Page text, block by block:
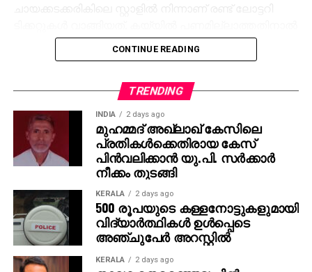
മുകേഷിനോട് 1000 രൂപ കടം വാങ്ങുകയായിരുന്നു.
ഒക്ടോബര്‍ 31ന് രാത്രി 10 മണിക്ക് മുകേഷിന്റെ ഫോണ്‍
അടിച്ചതറിയുന്നത്. രണ്ടാമത്തെ ടിക്കറ്റിനും 1000 രൂപ
സമ്മാനമായി ലഭിച്ചു. ലോട്ടറി അടിച്ച വിവരം
അറിഞ്ഞപ്പോള്‍ ആദ്യം ഓര്‍ത്തത് സുഹൃത്ത്
മുകേഷിനെയായിരുന്നു. അദ്ദേഹത്തിന്റെ രണ്ട്
പെണ്‍മക്കള്‍ക്ക് 50 ലക്ഷം രൂപ വീതം ആകെ ഒരു കോടി
നല്‍കുമെന്ന് അമിത് പറഞ്ഞു. ‘ പഞ്ചാബിലേക്ക്
വരാന്‍പോലും 8,000 രൂപ കടം വാങ്ങിയിരുന്നു. അത്
ഇപ്പോള്‍ തിരിച്ചടക്കും. കോടിപതിയായെങ്കിലും ഞാന്‍
പഴയപോലെ കച്ചവടം തുടരും. ഭാര്യയുടെ ആഗ്രഹം
പോലെ സ്ഥലം വാങ്ങി വീട് പണിയും ‘ എന്നതായിരുന്നു
അമിതിന്റെ പ്രതികരണം. സാധാരണ മനുഷ്യന്റെ
CONTINUE READING
TRENDING
INDIA 2 days ago
മുഹമ്മദ് അഖ്‌ലാഖ് കേസിലെ
പ്രതികള്‍ക്കെതിരായ കേസ്
പിന്‍വലിക്കാന്‍ യു.പി. സര്‍ക്കാര്‍
നീക്കം തുടങ്ങി
KERALA 2 days ago
500 രൂപയുടെ കള്ളനോട്ടുകളുമായി
വിദ്യാര്‍ത്ഥികള്‍ ഉള്‍പ്പെടെ
അഞ്ചുപേര്‍ അറസ്റ്റില്‍
KERALA 2 days ago